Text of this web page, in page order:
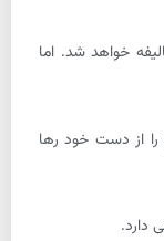
خواهد شد. اما
را از دست خود رها
دارد.